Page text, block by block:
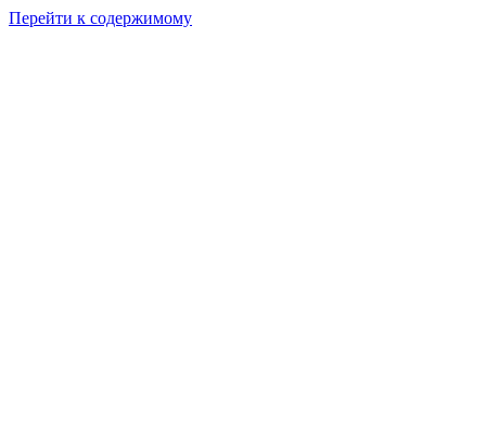
Перейти к содержимому